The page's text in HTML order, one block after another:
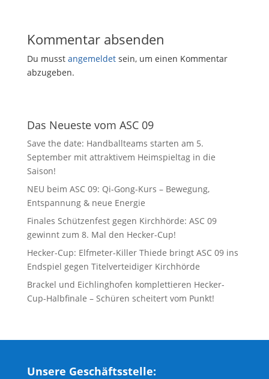
Kommentar absenden
Du musst angemeldetsein, um einen Kommentar
abzugeben.
Das Neueste vom ASC 09
Save the date: Handballteams starten am 5.
September mit attraktivem Heimspieltag in die
Saison!
NEU beim ASC 09: Qi-Gong-Kurs – Bewegung,
Entspannung & neue Energie
Finales Schützenfest gegen Kirchhörde: ASC 09
gewinnt zum 8. Mal den Hecker-Cup!
Hecker-Cup: Elfmeter-Killer Thiede bringt ASC 09 ins
Endspiel gegen Titelverteidiger Kirchhörde
Brackel und Eichlinghofen komplettieren Hecker-
Cup-Halbfinale – Schüren scheitert vom Punkt!
Unsere Geschäftsstelle: